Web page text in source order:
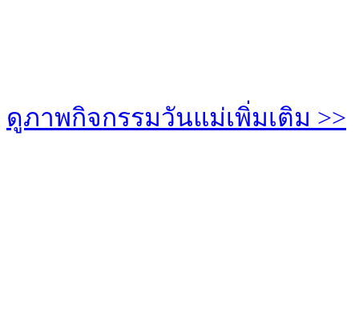
ดูภาพกิจกรรมวันแม่เพิ่มเติม >>